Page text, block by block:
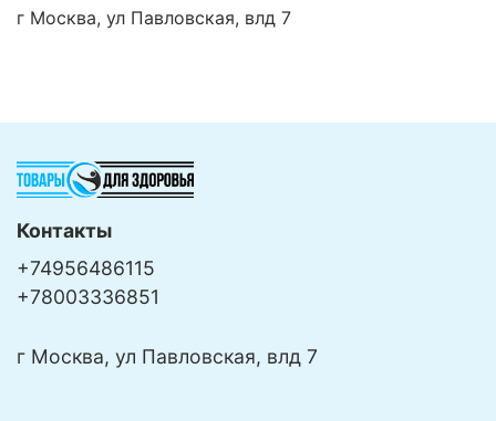
г Москва, ул Павловская, влд 7
Контакты
+74956486115
+78003336851
г Москва, ул Павловская, влд 7